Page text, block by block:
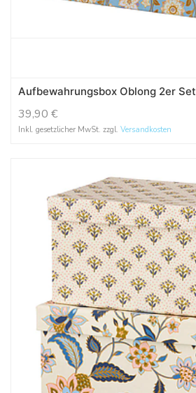
Aufbewahrungsbox Oblong 2er Set
39,90 €
Inkl. gesetzlicher MwSt. zzgl. Versandkosten